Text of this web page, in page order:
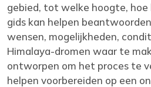
gebied, tot welke hoogte, hoe
gids kan helpen
wensen, mogelijkheden,
Himalaya-dromen waar te
ontworpen om het proces te
helpen voorbereiden op een